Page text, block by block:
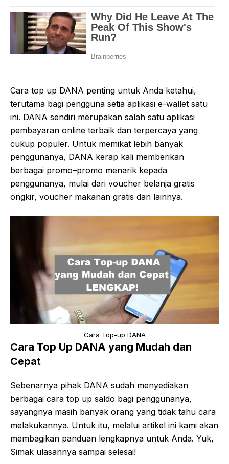
Cara top up DANA penting untuk Anda ketahui,
terutama bagi pengguna setia aplikasi e-wallet satu
ini. DANA sendiri merupakan salah satu aplikasi
pembayaran online terbaik dan terpercaya yang
cukup populer. Untuk memikat lebih banyak
penggunanya, DANA kerap kali memberikan
berbagai promo–promo menarik kepada
penggunanya, mulai dari voucher belanja gratis
ongkir, voucher makanan gratis dan lainnya.
Cara Top-up DANA
Cara Top Up DANA yang Mudah dan
Cepat
Sebenarnya pihak DANA sudah menyediakan
berbagai cara top up saldo bagi penggunanya,
sayangnya masih banyak orang yang tidak tahu cara
melakukannya. Untuk itu, melalui artikel ini kami akan
membagikan panduan lengkapnya untuk Anda. Yuk,
Simak ulasannya sampai selesai!